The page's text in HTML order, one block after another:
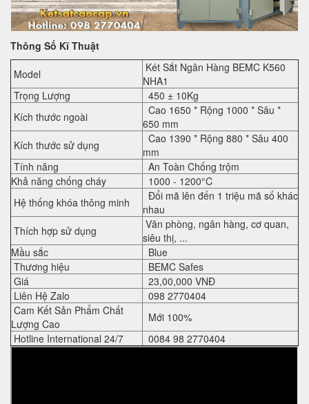
Thông Số Kĩ Thuật
Model
Két Sắt Ngân Hàng BEMC K560
NHA1
Trọng Lượng
450 ± 10Kg
Kích thước ngoài
Cao 1650 * Rộng 1000 * Sâu *
650 mm
Kích thước sử dụng
Cao 1390 * Rộng 880 * Sâu 400
mm
Tính năng
An Toàn Chống trộm
Khả năng chống cháy
1000 - 1200°C
Hệ thống khóa thông minh
Đổi mã lên đến 1 triệu mã số khác
nhau
Thích hợp sử dụng
Văn phòng, ngân hàng, cơ quan,
siêu thị, ...
Mầu sắc
Blue
Thương hiệu
BEMC Safes
Giá
23,00,000 VNĐ
Liên Hệ Zalo
098 2770404
Cam Kết Sản Phẩm Chất
Lượng Cao
Mới 100%
Hotline International 24/7
0084 98 2770404